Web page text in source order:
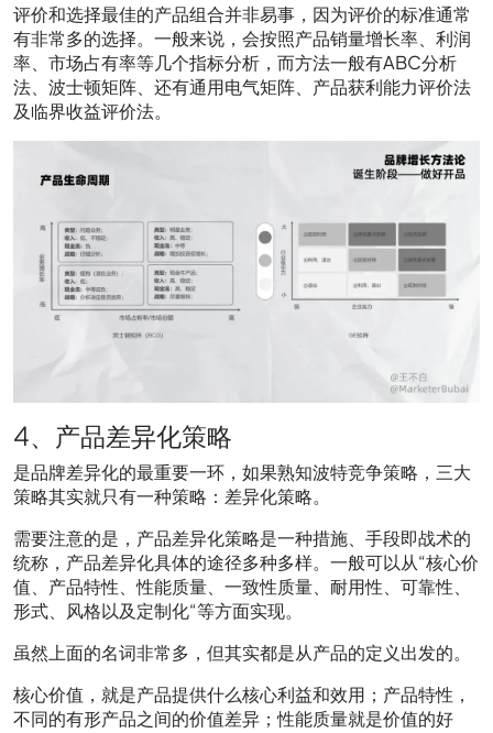
评价和选择最佳的产品组合并非易事，因为评价的标准通常
有非常多的选择。一般来说，会按照产品销量增长率、利润
率、市场占有率等几个指标分析，而方法一般有ABC分析
法、波士顿矩阵、还有通用电气矩阵、产品获利能力评价法
及临界收益评价法。
4、产品差异化策略
是品牌差异化的最重要一环，如果熟知波特竞争策略，三大
策略其实就只有一种策略：差异化策略。
需要注意的是，产品差异化策略是一种措施、手段即战术的
统称，产品差异化具体的途径多种多样。一般可以从“核心价
值、产品特性、性能质量、一致性质量、耐用性、可靠性、
形式、风格以及定制化“等方面实现。
虽然上面的名词非常多，但其实都是从产品的定义出发的。
核心价值，就是产品提供什么核心利益和效用；产品特性，
不同的有形产品之间的价值差异；性能质量就是价值的好